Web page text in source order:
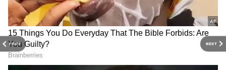
PREV NEXT